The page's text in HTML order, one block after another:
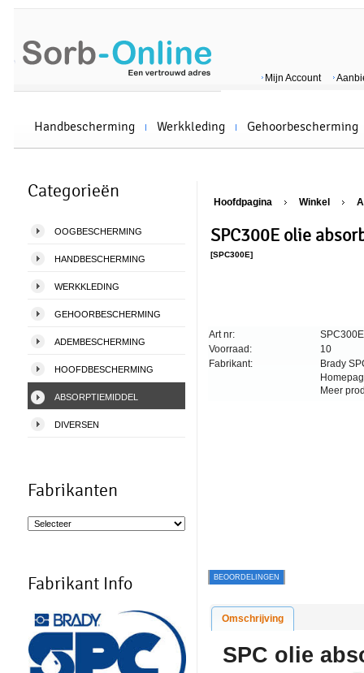
Mijn Account
Handbescherming Werkkleding Gehoorbescherming
Categorieën
OOGBESCHERMING
HANDBESCHERMING
WERKKLEDING
GEHOORBESCHERMING
ADEMBESCHERMING
HOOFDBESCHERMING
ABSORPTIEMIDDEL
DIVERSEN
Fabrikanten
Fabrikant Info
Hoofdpagina Winkel
SPC300E olie
[SPC300E]
Art nr:
Voorraad:
Fabrikant:
SPC300E
10
Brady
Meer
BEOORDELINGEN
Omschrijving
SPC olie